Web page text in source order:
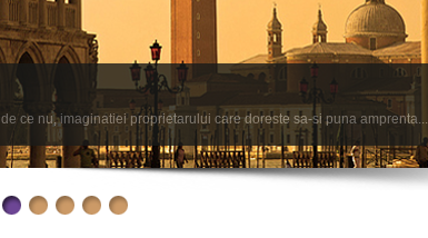
ce nu, imaginatiei proprietarului care doreste sa-si puna amprenta...